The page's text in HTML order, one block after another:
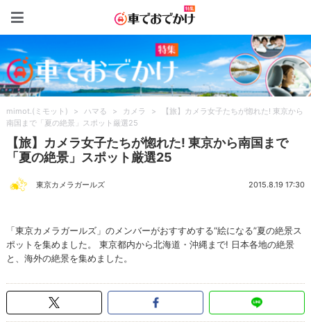
mimot.(ミモット) > ハマる > カメラ >
【旅】カメラ女子たちが惚れた! 東京から
南国まで「夏の絶景」スポット厳選25
【旅】カメラ女子たちが惚れた! 東京から南国まで
「夏の絶景」スポット厳選25
東京カメラガールズ 2015.8.19 17:30
「東京カメラガールズ」のメンバーがおすすめする“絵になる”夏の絶景ス
ポットを集めました。 東京都内から北海道・沖縄まで! 日本各地の絶景
と、海外の絶景を集めました。